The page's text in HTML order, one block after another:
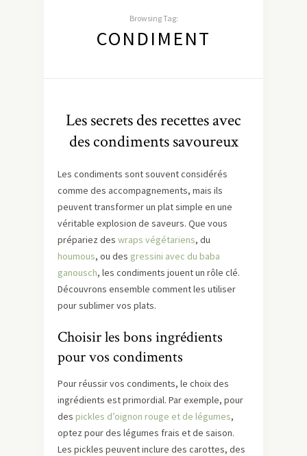
Browsing Tag:
CONDIMENT
Les secrets des recettes avec
des condiments savoureux
Les condiments sont souvent considérés
comme des accompagnements, mais ils
peuvent transformer un plat simple en une
véritable explosion de saveurs. Que vous
prépariez des wraps végétariens, du
houmous, ou des gressini avec du baba
ganousch, les condiments jouent un rôle clé.
Découvrons ensemble comment les utiliser
pour sublimer vos plats.
Choisir les bons ingrédients
pour vos condiments
Pour réussir vos condiments, le choix des
ingrédients est primordial. Par exemple, pour
des pickles d’oignon rouge et de légumes,
optez pour des légumes frais et de saison.
Les pickles peuvent inclure des carottes, des